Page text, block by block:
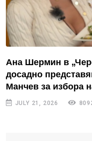
Ана Шермин в
досадно
Манчев за избора
JULY 21, 2026